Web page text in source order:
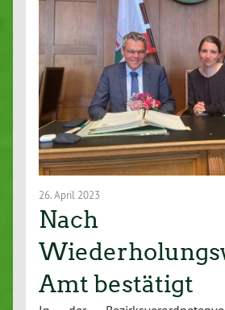
26. April 2023
Nach
Amt bestätigt